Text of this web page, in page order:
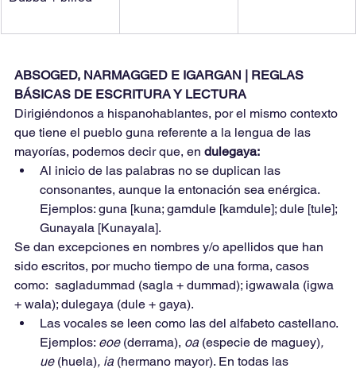
ABSOGED, NARMAGGED E IGARGAN | REGLAS
BÁSICAS DE ESCRITURA Y LECTURA
Dirigiéndonos a hispanohablantes, por el mismo contexto
que tiene el pueblo guna referente a la lengua de las
mayorías, podemos decir que, en dulegaya:
Al inicio de las palabras no se duplican las
consonantes, aunque la entonación sea enérgica.
Ejemplos: guna [kuna; gamdule [kamdule]; dule [tule];
Gunayala [Kunayala].
Se dan excepciones en nombres y/o apellidos que han
sido escritos, por mucho tiempo de una forma, casos
como:  sagladummad (sagla + dummad); igwawala (igwa
+ wala); dulegaya (dule + gaya).
Las vocales se leen como las del alfabeto castellano.
Ejemplos: eoe (derrama), oa (especie de maguey),
ue (huela), ia (hermano mayor). En todas las